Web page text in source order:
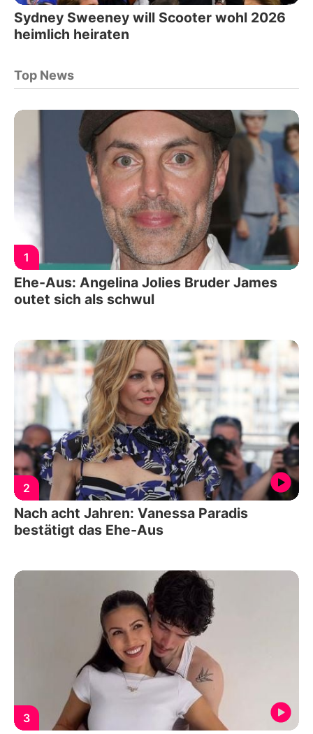
Sydney Sweeney will Scooter wohl 2026
heimlich heiraten
Top News
1
Ehe-Aus: Angelina Jolies Bruder James
outet sich als schwul
2
Nach acht Jahren: Vanessa Paradis
bestätigt das Ehe-Aus
3